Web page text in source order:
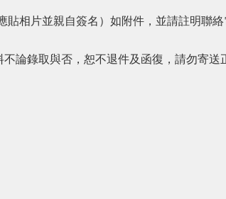
並親自簽名）如附件，並請註明聯絡
錄取與否，恕不退件及函復，請勿寄送